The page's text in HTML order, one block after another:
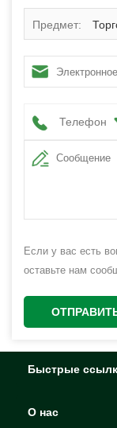
Предмет:
висит диско мяч
Телефон
Если у вас есть
оставьте нам
Быстрые
О нас